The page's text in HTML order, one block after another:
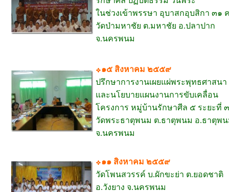
ในช่วงเข้าพรรษา อุบาสกอุบสิกา ๓๑
วัดป่ามหาชัย ต.มหาชัย อ.ปลาปาก
จ.นครพนม
๑๕ สิงหาคม ๒๕๕๙
ปรึกษาการงานเผยแผ่พระพุทธศาสนา
และนโยบายแผนงานการขับเคลื่อน
โครงการ หมู่บ้านรักษาศีล ๕ ระยะที่ ๓
วัดพระธาตุพนม ต.ธาตุพนม อ.ธาตุพ
จ.นครพนม
๑๑ สิงหาคม ๒๕๕๙
วัดโพนสวรรค์ บ.ผักขะย่า ต.ยอดชาติ
อ.วังยาง จ.นครพนม